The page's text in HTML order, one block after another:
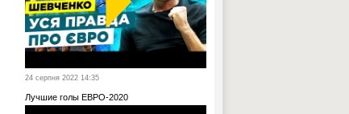
24 серпня 2022 14:35
Лучшие голы ЕВРО-2020